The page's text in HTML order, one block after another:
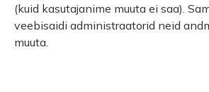
(kuid kasutajanime muuta ei saa).
veebisaidi administraatorid neid
muuta.